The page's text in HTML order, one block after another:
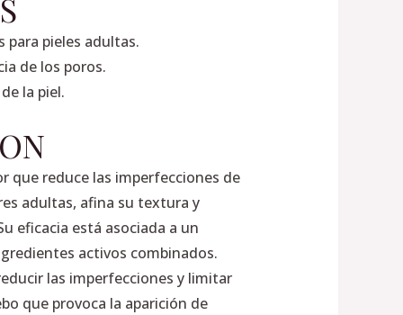
para pieles adultas.
de los poros.
la piel.
que reduce las imperfecciones de
adultas, afina su textura y
eficacia está asociada a un
activos combinados.
las imperfecciones y limitar
que provoca la aparición de